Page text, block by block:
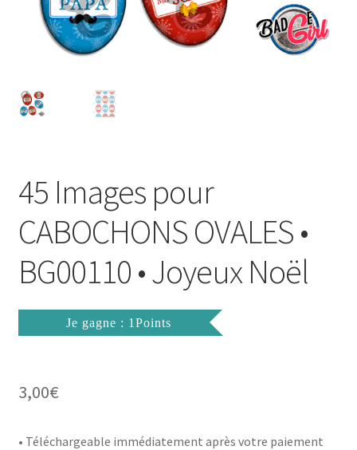
Wishlist
Politique de Confidentialité
Validation de la commande
45 Images pour
CABOCHONS OVALES •
BG00110 • Joyeux Noël
Je gagne : 1Points
3,00€
• Téléchargeable immédiatement après votre paiement